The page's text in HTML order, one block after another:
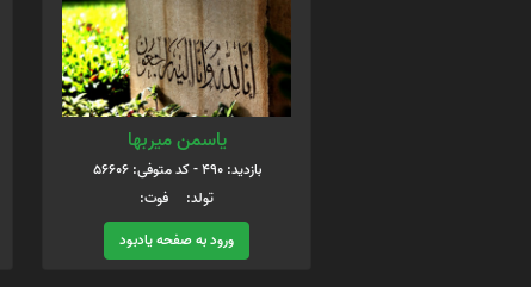
یاسمن میربها
بازدید: 490 - کد متوفی: 56606
تولد: فوت:
ورود به صفحه یادبود